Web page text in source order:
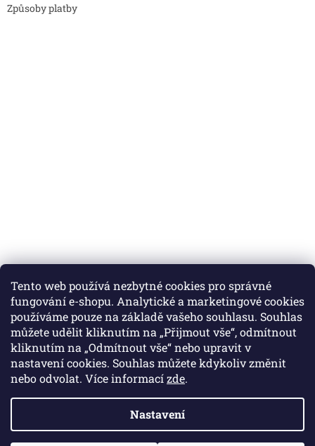
Tento web používá nezbytné cookies pro správné
fungování e-shopu. Analytické a marketingové cookies
používáme pouze na základě vašeho souhlasu. Souhlas
můžete udělit kliknutím na „Přijmout vše“, odmítnout
kliknutím na „Odmítnout vše“ nebo upravit v
nastavení cookies. Souhlas můžete kdykoliv změnit
nebo odvolat. Více informacízde.
Nastavení
Způsoby platby
Instagram